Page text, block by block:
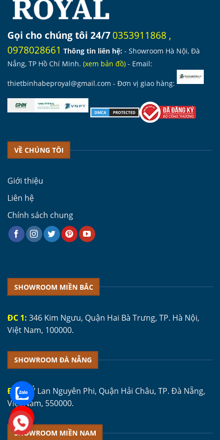
Gọi cho chúng tôi 24/70353911868 ,
0978028661 Thông tin liên hệ: - Showroom Hà Nội, Đà
Nẵng, TP Hồ Chí Minh. (xem bản đồ) - Email:
thietbinhabeproyal@gmail.com - Đơn vị giao hàng:
VỀ CHÚNG TÔI
Giới thiệu
Liên hệ
Chính sách chung
SHOWROOM MIỀN BẮC
ĐC 1: 346 Kim Ngưu, Quận Hai Bà Trưng, TP. Hà Nội,
Việt Nam, 100000.
SHOWROOM ĐÀ NẴNG
ĐC 1:Ỷ Lan Nguyên Phi, Quận Hải Châu, TP. Đà Nẵng,
Việt Nam, 550000.
SHOWROOM MIỀN NAM